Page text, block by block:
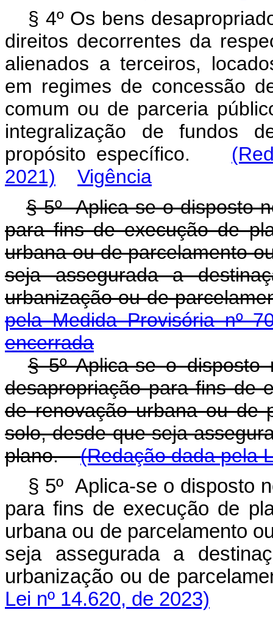
§ 4º Os bens
direitos decorrentes da
alienados a terceiros,
em regimes de concessão
comum ou de parceria
integralização de fundos
propósito específico.
2021)
Vigência
§ 5ºAplica-se o disposto
para fins de execução de
urbana ou de parcelamento
seja assegurada a
urbanização ou de
pela Medida Provisória nº
encerrada
§ 5º Aplica-se o
desapropriação para fins de
de renovação urbana ou de
solo, desde que seja
plano.(Redação dada pela
§ 5º Aplica-se o disposto
para fins de execução de
urbana ou de parcelamento
seja assegurada a
urbanização ou de
Lei nº 14.620, de 2023)